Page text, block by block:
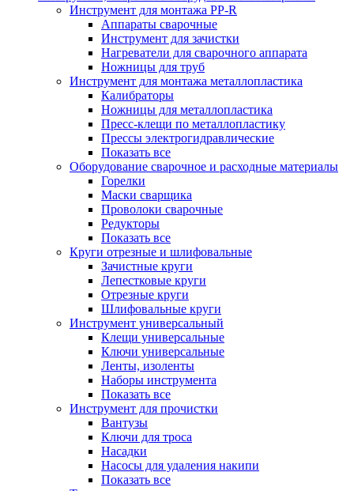
Инструмент для монтажа PP-R
Аппараты сварочные
Инструмент для зачистки
Нагреватели для сварочного аппарата
Ножницы для труб
Инструмент для монтажа металлопластика
Калибраторы
Ножницы для металлопластика
Пресс-клещи по металлопластику
Прессы электрогидравлические
Показать все
Оборудование сварочное и расходные материалы
Горелки
Маски сварщика
Проволоки сварочные
Редукторы
Показать все
Круги отрезные и шлифовальные
Зачистные круги
Лепестковые круги
Отрезные круги
Шлифовальные круги
Инструмент универсальный
Клещи универсальные
Ключи универсальные
Ленты, изоленты
Наборы инструмента
Показать все
Инструмент для прочистки
Вантузы
Ключи для троса
Насадки
Насосы для удаления накипи
Показать все